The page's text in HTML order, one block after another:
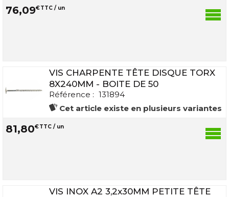
76,09€TTC / un
VIS CHARPENTE TÊTE DISQUE TORX
8X240MM - BOITE DE 50
Référence : 131894
Cet article existe en plusieurs variantes
81,80€TTC / un
VIS INOX A2 3,2x30MM PETITE TÊTE